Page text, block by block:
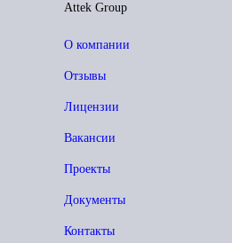
Attek Group
О компании
Отзывы
Лицензии
Вакансии
Проекты
Документы
Контакты